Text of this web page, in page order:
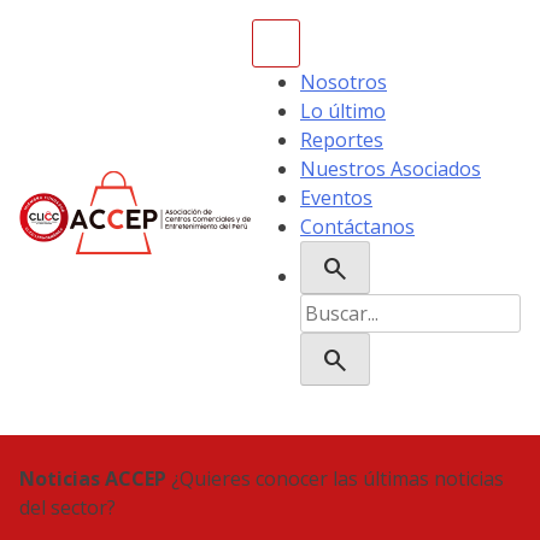
Nosotros
Lo último
Reportes
Nuestros Asociados
Eventos
Contáctanos
search
Buscar:
search
Noticias ACCEP ¿Quieres conocer las últimas noticias
del sector?